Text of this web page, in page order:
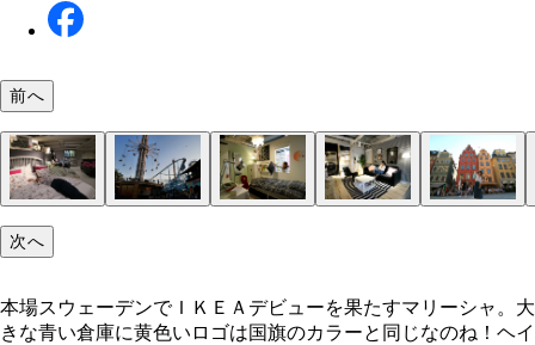
Ｍはビルに入った大きいものから小さい路面店ま
イポールが建てられた
のイニシャルと、彼が育った農場や村の頭文字を
るんだって！
街や人や花の名前が付いているって知ってた？
前へ
次へ
本場スウェーデンでＩＫＥＡデビューを果たすマリーシャ。大
きな青い倉庫に黄色いロゴは国旗のカラーと同じなのね！ヘイ